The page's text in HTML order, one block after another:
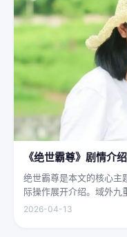
《绝世霸尊》剧情介
绝世霸尊是本文的核心主
际操作展开介绍。域外九
人间界最后一道防线——
2026-04-13